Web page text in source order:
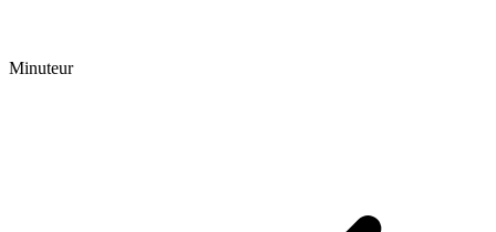
Minuteur